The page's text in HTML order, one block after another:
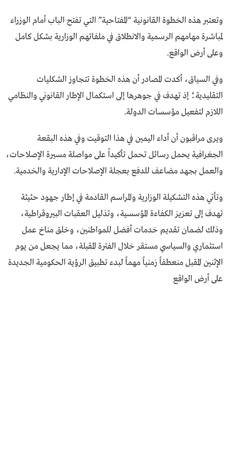
وتعتبر هذه الخطوة القانونية “المفتاحية” التي تفتح الباب أمام الوزراء
لمباشرة مهامهم الرسمية والانطلاق في ملفاتهم الوزارية بشكل كامل
وعلى أرض الواقع.
وفي السياق، أكدت المصادر أن هذه الخطوة تتجاوز الشكليات
التقليدية؛ إذ تهدف في جوهرها إلى استكمال الإطار القانوني والنظامي
اللازم لتفعيل مؤسسات الدولة.
ويرى مراقبون أن أداء اليمين في هذا التوقيت وفي هذه البقعة
الجغرافية يحمل رسائل تحمل تأكيداً على مواصلة مسيرة الإصلاحات،
والعمل بجهد مضاعف للدفع بعجلة الإصلاحات الإدارية والخدمية.
وتأتي هذه التشكيلة الوزارية والمراسم القادمة في إطار جهود حثيثة
تهدف إلى تعزيز الكفاءة المؤسسية، وتذليل العقبات البيروقراطية،
وذلك لضمان تقديم خدمات أفضل للمواطنين، وخلق مناخ عمل
استثماري والسياسي مستقر خلال الفترة المقبلة، مما يجعل من يوم
الإثنين المقبل منعطفاً زمنياً مهماً لبدء تطبيق الرؤية الحكومية الجديدة
على أرض الواقع